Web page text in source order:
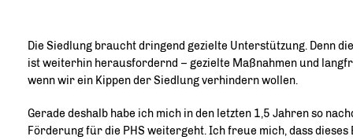
Die Siedlung braucht dringend gezielte Unterstützung. Denn
ist weiterhin herausfordernd – gezielte Maßnahmen und
wenn wir ein Kippen der Siedlung verhindern wollen.
Gerade deshalb habe ich mich in den letzten 1,5 Jahren so
Förderung für die PHS weitergeht. Ich freue mich, dass dieses